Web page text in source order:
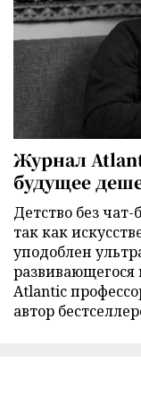
Журнал
будущее
Детство без чат-
так как
уподоблен
Atlantic
автор